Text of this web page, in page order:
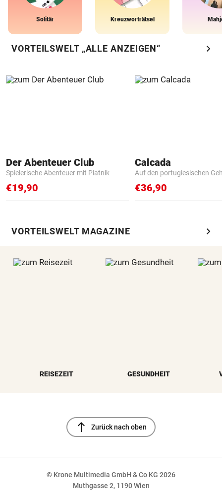
Solitär Kreuzworträtsel
VORTEILSWELT „ALLE ANZEIGEN“ chevron_right
Der Abenteuer Club
Spielerische Abenteuer mit Piatnik
€19,90
Calcada
Auf den portugiesischen
€36,90
VORTEILSWELT MAGAZINE chevron_right
REISEZEIT GESUNDHEIT
north Zurück nach oben
© Krone Multimedia GmbH & Co KG 2026
Muthgasse 2, 1190 Wien